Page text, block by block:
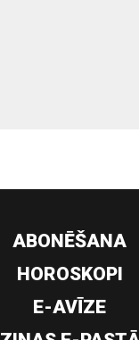
ABONĒŠANA
HOROSKOPI
E-AVĪZE